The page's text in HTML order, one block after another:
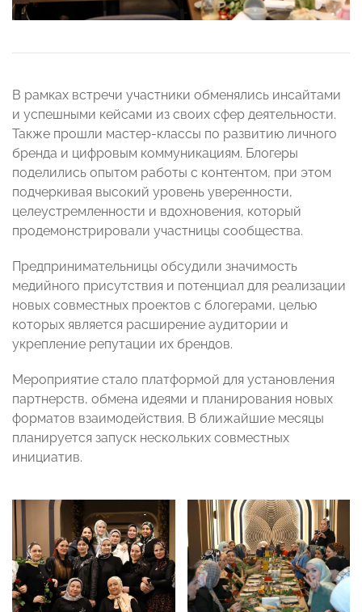
В рамках встречи участники обменялись инсайтами
и успешными кейсами из своих сфер деятельности.
Также прошли мастер-классы по развитию личного
бренда и цифровым коммуникациям. Блогеры
поделились опытом работы с контентом, при этом
подчеркивая высокий уровень уверенности,
целеустремленности и вдохновения, который
продемонстрировали участницы сообщества.
Предпринимательницы обсудили значимость
медийного присутствия и потенциал для реализации
новых совместных проектов с блогерами, целью
которых является расширение аудитории и
укрепление репутации их брендов.
Мероприятие стало платформой для установления
партнерств, обмена идеями и планирования новых
форматов взаимодействия. В ближайшие месяцы
планируется запуск нескольких совместных
инициатив.